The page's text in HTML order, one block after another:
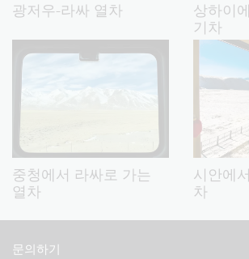
광저우-라싸 열차
상하이
기차
중청에서 라싸로 가는
열차
시안에
차
문의하기